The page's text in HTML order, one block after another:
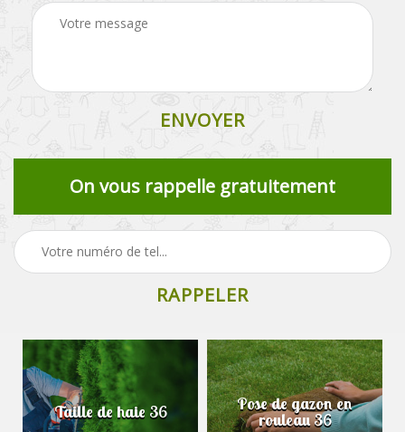
On vous rappelle gratuitement
Taille de haie 36 Pose de gazon en
rouleau 36